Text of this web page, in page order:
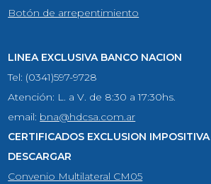
Botón de arrepentimiento
LINEA EXCLUSIVA BANCO NACION
Tel: (0341)597-9728
Atención: L. a V. de 8:30 a 17:30hs.
email: bna@hdcsa.com.ar
CERTIFICADOS EXCLUSION IMPOSITIVA
DESCARGAR
Convenio Multilateral CM05